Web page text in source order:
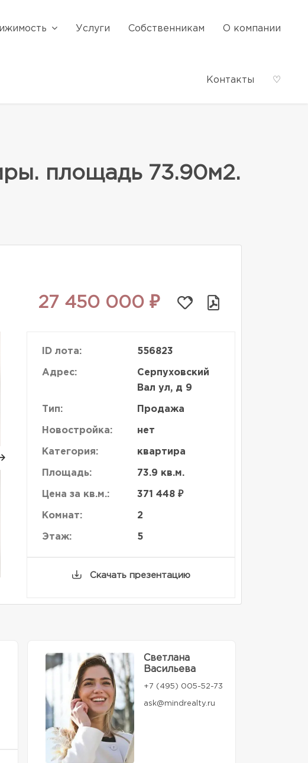
Услуги Собственникам О компании
Контакты ♡
площадь 73.90м2.
27 450 000 ₽
ID лота: 556823
Адрес:
Серпуховский
Вал ул, д 9
Тип: Продажа
Новостройка: нет
Категория: квартира
Площадь: 73.9 кв.м.
Цена за кв.м.: 371 448 ₽
Комнат: 2
Этаж: 5
Скачать презентацию
Светлана
Васильева
+7 (495) 005-52-73
ask@mindrealty.ru